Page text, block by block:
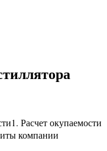
1. Расчет окупаемости
компании